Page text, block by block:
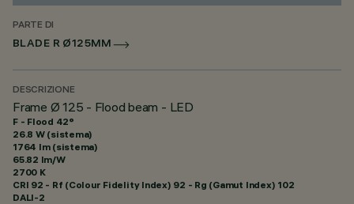
PARTE DI
BLADE R Ø125MM
DESCRIZIONE
Frame Ø 125 - Flood beam - LED
F - Flood 42°
26.8 W (sistema)
1764 lm (sistema)
65.82 lm/W
2700 K
CRI 92 - Rf (Colour Fidelity Index) 92 - Rg (Gamut Index) 102
DALI-2